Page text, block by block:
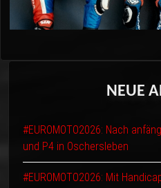
NEUE
#EUROMOTO2026: Nach
und P4 in Oschersleben
#EUROMOTO2026: Mit